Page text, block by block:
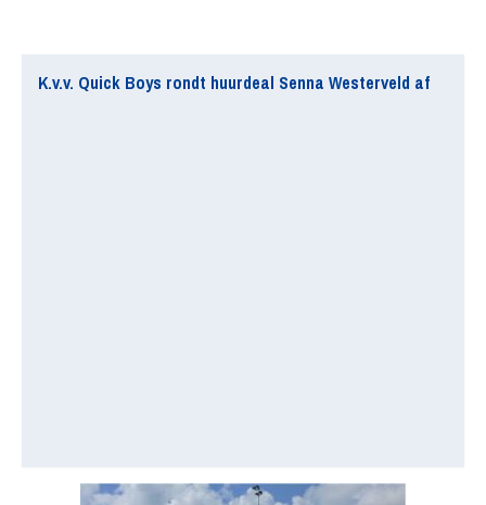
K.v.v. Quick Boys rondt huurdeal Senna Westerveld af